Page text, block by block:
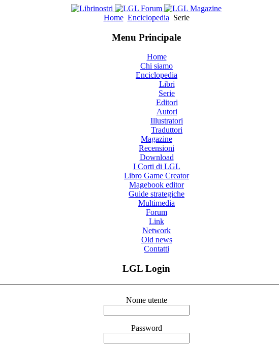
Home Enciclopedia Serie
Menu Principale
Home
Chi siamo
Enciclopedia
Libri
Serie
Editori
Autori
Illustratori
Traduttori
Magazine
Recensioni
Download
I Corti di LGL
Libro Game Creator
Magebook editor
Guide strategiche
Multimedia
Forum
Link
Network
Old news
Contatti
LGL Login
Nome utente
Password